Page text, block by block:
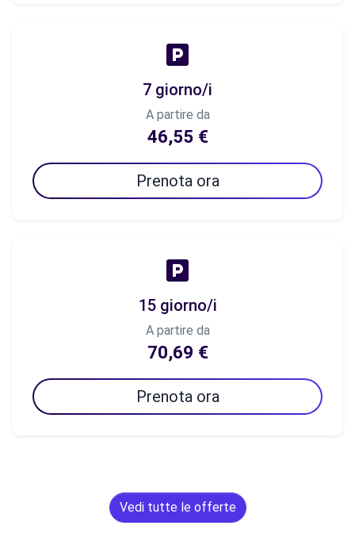
7 giorno/i
A partire da
46,55 €
Prenota ora
15 giorno/i
A partire da
70,69 €
Prenota ora
Vedi tutte le offerte